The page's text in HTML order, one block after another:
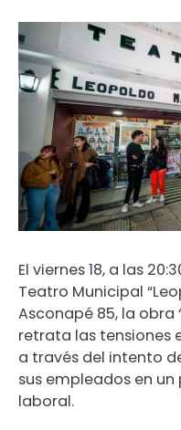
El viernes 18, a las
Teatro Municipal
Asconapé 85, la obra
retrata las tensiones
a través del intento
sus empleados en
laboral.